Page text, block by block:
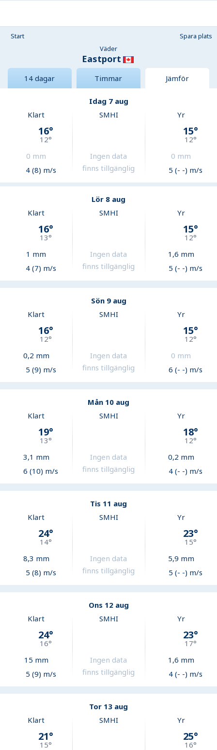
Start
Spara plats
Väder
Eastport
14 dagar Timmar Jämför
Idag 7 aug
Klart
16°
12°
0 mm
4 (8) m/s
SMHI
Ingen data
finns tillgänglig
Yr
15°
12°
0 mm
5 (- -) m/s
Lör 8 aug
Klart
16°
13°
1 mm
4 (7) m/s
SMHI
Ingen data
finns tillgänglig
Yr
15°
12°
1,6 mm
5 (- -) m/s
Sön 9 aug
Klart
16°
12°
0,2 mm
5 (9) m/s
SMHI
Ingen data
finns tillgänglig
Yr
15°
12°
0 mm
6 (- -) m/s
Mån 10 aug
Klart
19°
13°
3,1 mm
6 (10) m/s
SMHI
Ingen data
finns tillgänglig
Yr
18°
12°
0,2 mm
4 (- -) m/s
Tis 11 aug
Klart
24°
14°
8,3 mm
5 (8) m/s
SMHI
Ingen data
finns tillgänglig
Yr
23°
15°
5,9 mm
5 (- -) m/s
Ons 12 aug
Klart
24°
16°
15 mm
5 (9) m/s
SMHI
Ingen data
finns tillgänglig
Yr
23°
17°
1,6 mm
4 (- -) m/s
Tor 13 aug
Klart
21°
15°
SMHI Yr
25°
16°